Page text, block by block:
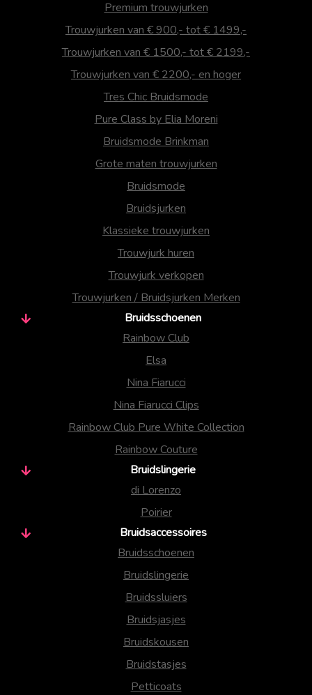
Premium trouwjurken
Trouwjurken van € 900,- tot € 1499,-
Trouwjurken van € 1500,- tot € 2199,-
Trouwjurken van € 2200,- en hoger
Tres Chic Bruidsmode
Pure Class by Elia Moreni
Bruidsmode Brinkman
Grote maten trouwjurken
Bruidsmode
Bruidsjurken
Klassieke trouwjurken
Trouwjurk huren
Trouwjurk verkopen
Trouwjurken / Bruidsjurken Merken
Bruidsschoenen
Rainbow Club
Elsa
Nina Fiarucci
Nina Fiarucci Clips
Rainbow Club Pure White Collection
Rainbow Couture
Bruidslingerie
di Lorenzo
Poirier
Bruidsaccessoires
Bruidsschoenen
Bruidslingerie
Bruidssluiers
Bruidsjasjes
Bruidskousen
Bruidstasjes
Petticoats